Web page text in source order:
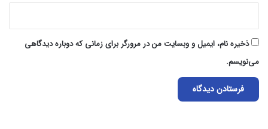
ذخیره نام، ایمیل و وبسایت من در مرورگر برای زمانی که دوباره دیدگاهی
می‌نویسم.